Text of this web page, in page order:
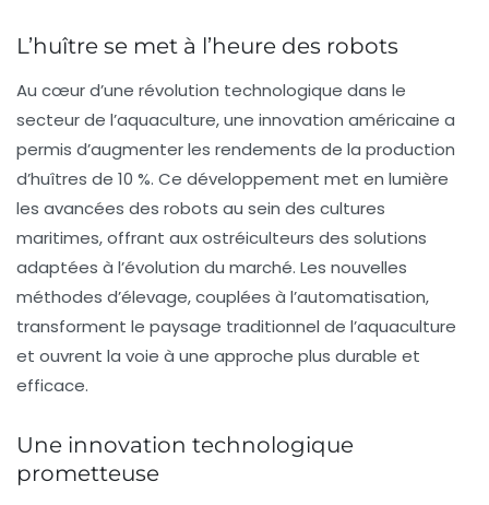
L’huître se met à l’heure des robots
Au cœur d’une révolution technologique dans le
secteur de l’aquaculture, une innovation américaine a
permis d’augmenter les rendements de la production
d’huîtres de 10 %. Ce développement met en lumière
les avancées des robots au sein des cultures
maritimes, offrant aux ostréiculteurs des solutions
adaptées à l’évolution du marché. Les nouvelles
méthodes d’élevage, couplées à l’automatisation,
transforment le paysage traditionnel de l’aquaculture
et ouvrent la voie à une approche plus durable et
efficace.
Une innovation technologique
prometteuse